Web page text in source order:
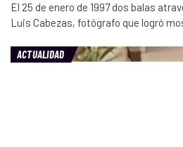
El 25 de enero de 1997 dos balas
Luis Cabezas, fotógrafo que logró
ACTUALIDAD